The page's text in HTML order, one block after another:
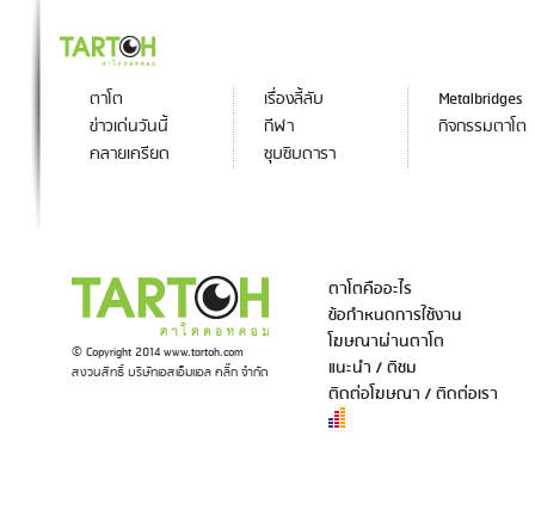
ตาโต
ข่าวเด่นวันนี้
คลายเครียด
เรื่องลี้ลับ
กีฬา
ซุบซิบดารา
Metalbridges
กิจกรรมตาโต
© Copyright 2014 www.tartoh.com
สงวนสิทธิ์ บริษัทเอสเอ็มแอล คลิ๊ก จำกัด
ตาโตคืออะไร
ข้อกำหนดการใช้งาน
โฆษณาผ่านตาโต
แนะนำ / ติชม
ติดต่อโฆษณา / ติดต่อเรา